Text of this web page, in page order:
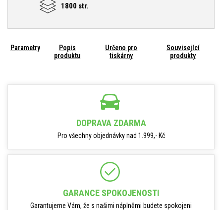
1800 str.
Parametry
Popis
produktu
Určeno pro
tiskárny
Související
produkty
DOPRAVA ZDARMA
Pro všechny objednávky nad 1.999,- Kč
GARANCE SPOKOJENOSTI
Garantujeme Vám, že s našimi náplněmi budete spokojeni